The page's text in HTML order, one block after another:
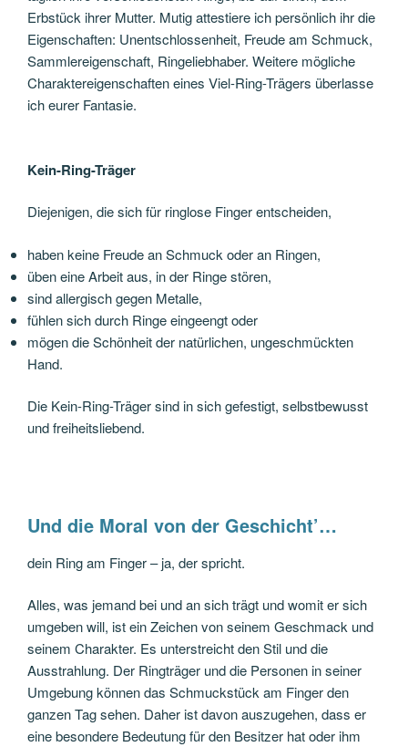
Erbstück ihrer Mutter. Mutig attestiere ich persönlich ihr die
Eigenschaften: Unentschlossenheit, Freude am Schmuck,
Sammlereigenschaft, Ringeliebhaber. Weitere mögliche
Charaktereigenschaften eines Viel-Ring-Trägers überlasse
ich eurer Fantasie.
Kein-Ring-Träger
Diejenigen, die sich für ringlose Finger entscheiden,
haben keine Freude an Schmuck oder an Ringen,
üben eine Arbeit aus, in der Ringe stören,
sind allergisch gegen Metalle,
fühlen sich durch Ringe eingeengt oder
mögen die Schönheit der natürlichen, ungeschmückten
Hand.
Die Kein-Ring-Träger sind in sich gefestigt, selbstbewusst
und freiheitsliebend.
Und die Moral von der Geschicht’…
dein Ring am Finger – ja, der spricht.
Alles, was jemand bei und an sich trägt und womit er sich
umgeben will, ist ein Zeichen von seinem Geschmack und
seinem Charakter. Es unterstreicht den Stil und die
Ausstrahlung. Der Ringträger und die Personen in seiner
Umgebung können das Schmuckstück am Finger den
ganzen Tag sehen. Daher ist davon auszugehen, dass er
eine besondere Bedeutung für den Besitzer hat oder ihm